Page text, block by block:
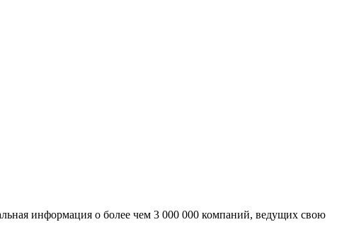
информация о более чем 3 000 000 компаний, ведущих свою